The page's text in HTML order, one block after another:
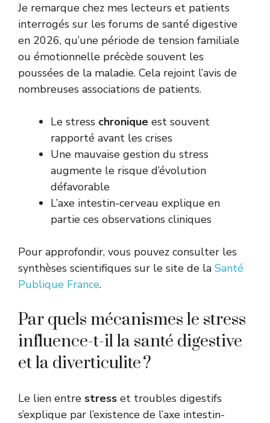
Je remarque chez mes lecteurs et patients
interrogés sur les forums de santé digestive
en 2026, qu’une période de tension familiale
ou émotionnelle précède souvent les
poussées de la maladie. Cela rejoint l’avis de
nombreuses associations de patients.
Le stress chronique est souvent
rapporté avant les crises
Une mauvaise gestion du stress
augmente le risque d’évolution
défavorable
L’axe intestin-cerveau explique en
partie ces observations cliniques
Pour approfondir, vous pouvez consulter les
synthèses scientifiques sur le site de la Santé
Publique France.
Par quels mécanismes le stress
influence-t-il la santé digestive
et la diverticulite ?
Le lien entre stress et troubles digestifs
s’explique par l’existence de l’axe intestin-